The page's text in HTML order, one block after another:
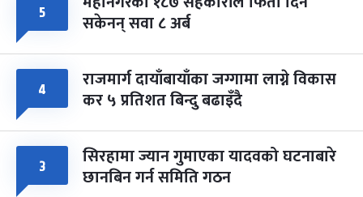
५ सकेनन् सवा ८ अर्ब
४ राजमार्ग दायाँबायाँका जग्गामा लाग्ने विकास
कर ५ प्रतिशत बिन्दु बढाइँदै
३ सिरहामा ज्यान गुमाएका यादवको घटनाबारे
छानबिन गर्न समिति गठन